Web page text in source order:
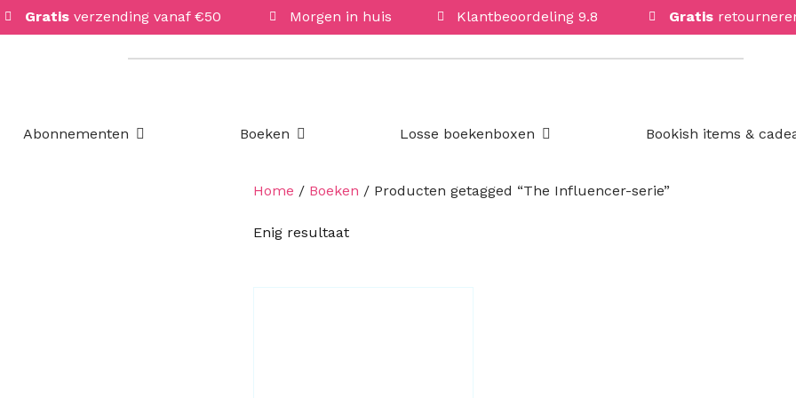
Gratis verzending vanaf €50 Morgen in huis Klantbeoordeling 9.8 Gratis
Abonnementen Open Abonnementen
Boeken Open Boeken Losse boekenboxen Open Losse boekenboxen
Bookish items &
Home / Boeken / Producten getagged “The Influencer-serie”
Enig resultaat